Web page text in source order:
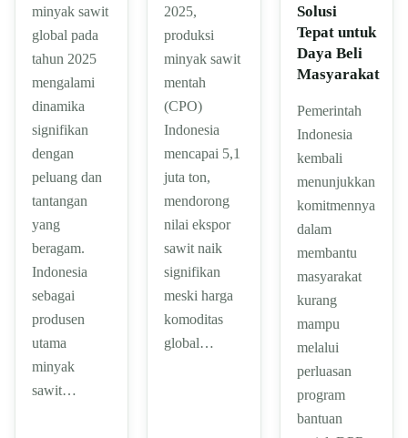
minyak sawit
global pada
tahun 2025
mengalami
dinamika
signifikan
dengan
peluang dan
tantangan
yang
beragam.
Indonesia
sebagai
produsen
utama
minyak
sawit…
2025,
produksi
minyak sawit
mentah
(CPO)
Indonesia
mencapai 5,1
juta ton,
mendorong
nilai ekspor
sawit naik
signifikan
meski harga
komoditas
global…
Solusi
Tepat untuk
Daya Beli
Masyarakat
Pemerintah
Indonesia
kembali
menunjukkan
komitmennya
dalam
membantu
masyarakat
kurang
mampu
melalui
perluasan
program
bantuan